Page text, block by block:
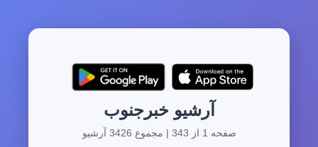
آرشیو خبرجنوب
صفحه 1 از 343 | مجموع 3426 آرشیو